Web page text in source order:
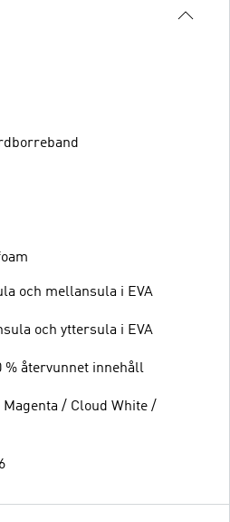
och mellansula i EVA
och yttersula i EVA
% återvunnet innehåll
/ Cloud White /